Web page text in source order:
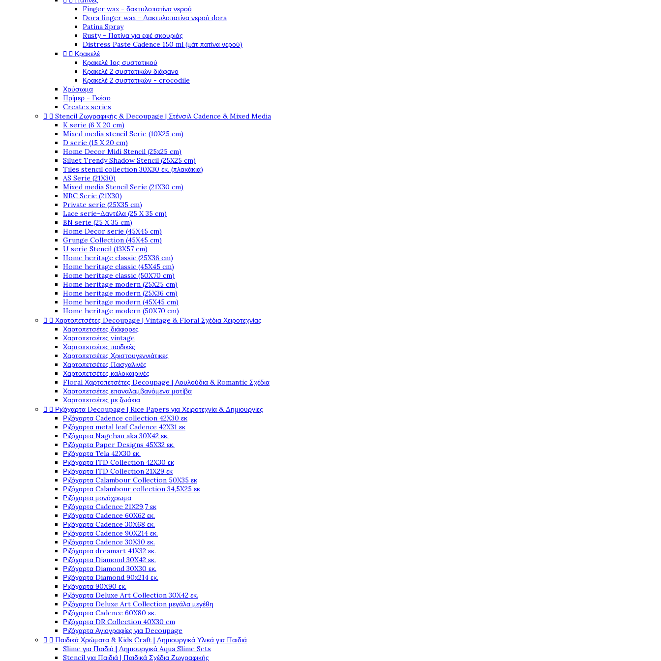
Finger wax - δακτυλοπατίνα νερού
Dora finger wax - Δακτυλοπατίνα νερού dora
Patina Spray
Rusty - Πατίνα για εφέ σκουριάς
Distress Paste Cadence 150 ml (μάτ πατίνα νερού)
  Κρακελέ
Κρακελέ 1ος συστατικού
Κρακελέ 2 συστατικών διάφανο
Κρακελέ 2 συστατικών - crocodile
Χρύσωμα
Πρίμερ - Γκέσο
Createx series
  Stencil Ζωγραφικής & Decoupage | Στένσιλ Cadence & Mixed Media
K serie (6 X 20 cm)
Mixed media stencil Serie (10X25 cm)
D serie (15 X 20 cm)
Home Decor Midi Stencil (25x25 cm)
Siluet Trendy Shadow Stencil (25X25 cm)
Tiles stencil collection 30X30 εκ. (πλακάκια)
AS Serie (21X30)
Mixed media Stencil Serie (21X30 cm)
NBC Serie (21X30)
Private serie (25X35 cm)
Lace serie-Δαντέλα (25 X 35 cm)
BN serie (25 X 35 cm)
Home Decor serie (45X45 cm)
Grunge Collection (45X45 cm)
U serie Stencil (13X57 cm)
Home heritage classic (25X36 cm)
Home heritage classic (45X45 cm)
Home heritage classic (50X70 cm)
Home heritage modern (25X25 cm)
Home heritage modern (25X36 cm)
Home heritage modern (45X45 cm)
Home heritage modern (50X70 cm)
  Χαρτοπετσέτες Decoupage | Vintage & Floral Σχέδια Χειροτεχνίας
Χαρτοπετσέτες διάφορες
Χαρτοπετσέτες vintage
Χαρτοπετσέτες παιδικές
Χαρτοπετσέτες Χριστουγεννιάτικες
Χαρτοπετσέτες Πασχαλινές
Χαρτοπετσέτες καλοκαιρινές
Floral Χαρτοπετσέτες Decoupage | Λουλούδια & Romantic Σχέδια
Χαρτοπετσέτες επαναλαμβανόμενα μοτίβα
Χαρτοπετσέτες με ζωάκια
  Ριζόχαρτα Decoupage | Rice Papers για Χειροτεχνία & Δημιουργίες
Ριζόχαρτα Cadence collection 42X30 εκ
Ριζόχαρτα metal leaf Cadence 42X31 εκ
Ριζόχαρτα Nagehan aka 30X42 εκ.
Ριζόχαρτα Paper Designs 45X32 εκ.
Ριζόχαρτα Tela 42Χ30 εκ.
Ριζόχαρτα ITD Collection 42X30 εκ
Ριζόχαρτα ITD Collection 21X29 εκ
Ριζόχαρτα Calambour Collection 50X35 εκ
Ριζόχαρτα Calambour collection 34,5X25 εκ
Ριζόχαρτα μονόχρωμα
Ριζόχαρτα Cadence 21Χ29,7 εκ
Ριζόχαρτα Cadence 60X62 εκ.
Ριζόχαρτα Cadence 30X68 εκ.
Ριζόχαρτα Cadence 90X214 εκ.
Ριζόχαρτα Cadence 30X30 εκ.
Ριζόχαρτα dreamart 41X32 εκ.
Ριζόχαρτα Diamond 30X42 εκ.
Ριζόχαρτα Diamond 30X30 εκ.
Ριζόχαρτα Diamond 90x214 εκ.
Ριζόχαρτα 90X90 εκ.
Ριζόχαρτα Deluxe Art Collection 30X42 εκ.
Ριζόχαρτα Deluxe Art Collection μεγάλα μεγέθη
Ριζόχαρτα Cadence 60X80 εκ.
Ριζόχαρτα DR Collection 40X30 cm
Ριζόχαρτα Αγιογραφίες για Decoupage
  Παιδικά Χρώματα & Kids Craft | Δημιουργικά Υλικά για Παιδιά
Slime για Παιδιά | Δημιουργικά Aqua Slime Sets
Stencil για Παιδιά | Παιδικά Σχέδια Ζωγραφικής